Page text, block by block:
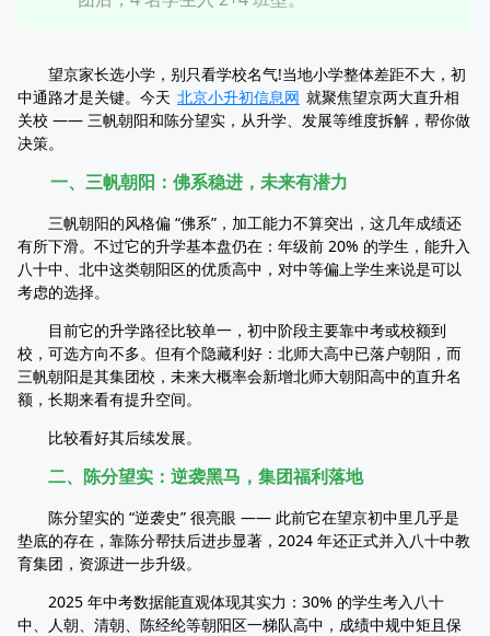
望京家长选小学，别只看学校名气!当地小学整体差距不大，初
中通路才是关键。今天 北京小升初信息网 就聚焦望京两大直升相
关校 —— 三帆朝阳和陈分望实，从升学、发展等维度拆解，帮你做
决策。
一、三帆朝阳：佛系稳进，未来有潜力
三帆朝阳的风格偏 “佛系”，加工能力不算突出，这几年成绩还
有所下滑。不过它的升学基本盘仍在：年级前 20% 的学生，能升入
八十中、北中这类朝阳区的优质高中，对中等偏上学生来说是可以
考虑的选择。
目前它的升学路径比较单一，初中阶段主要靠中考或校额到
校，可选方向不多。但有个隐藏利好：北师大高中已落户朝阳，而
三帆朝阳是其集团校，未来大概率会新增北师大朝阳高中的直升名
额，长期来看有提升空间。
比较看好其后续发展。
二、陈分望实：逆袭黑马，集团福利落地
陈分望实的 “逆袭史” 很亮眼 —— 此前它在望京初中里几乎是
垫底的存在，靠陈分帮扶后进步显著，2024 年还正式并入八十中教
育集团，资源进一步升级。
2025 年中考数据能直观体现其实力：30% 的学生考入八十
中、人朝、清朝、陈经纶等朝阳区一梯队高中，成绩中规中矩且保